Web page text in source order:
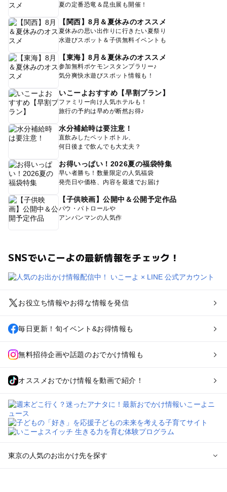
夏の定番恐竜＆昆虫展も開催！
【関西】8月＆夏休みのオススメ
夏休みの思い出作りに行きたい夏祭り
水遊びスポット＆子供無料イベントも
【東海】8月＆夏休みのオススメ
参加無料ポケモンスタンプラリー♪
気分爽快水遊びスポット情報も！
いこーよおすすめ【早割プラン】
ファミリー向け人気ホテルも！
旅行の予約は早めが断然お得♪
水分補給時は要注意！
直飲みしたペットボトル、
何日後まで飲んでも大丈夫？
お得いっぱい！2026夏の福袋特集
早い者勝ち！数量限定の人気福袋
発売日や価格、内容を最速でお届け
【子供映画】公開中＆公開予定作品
パウ・パトロールや
アンパンマンの人気作
SNSでいこーよの最新情報をチェック！
お役立ち情報やお得な情報を発信
毎日更新！旬イベント&お得情報も
無料招待企画や話題のおでかけ情報も
オススメおでかけ情報を動画で紹介！
東京の人気のお出かけ先を探す